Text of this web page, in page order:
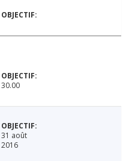
30.00
31 août
2016